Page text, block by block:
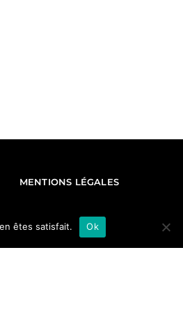
MENTIONS LÉGALES
êtes satisfait. Ok